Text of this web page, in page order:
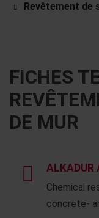
Revêtement de
FICHES
DE MUR
ALKADUR
Chemical
concrete-